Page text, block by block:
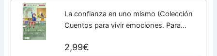
La confianza en uno mismo (Colección
Cuentos para vivir emociones. Para
2,99€